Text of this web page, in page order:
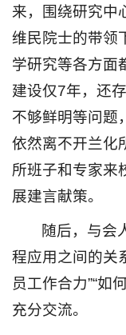
来，围绕研究中
维民院士的带领
学研究等各方面
建设仅7年，还
不够鲜明等问题
依然离不开兰化
所班子和专家来
展建言献策。
随后，与会
程应用之间的关
员工作合力”“如
充分交流。